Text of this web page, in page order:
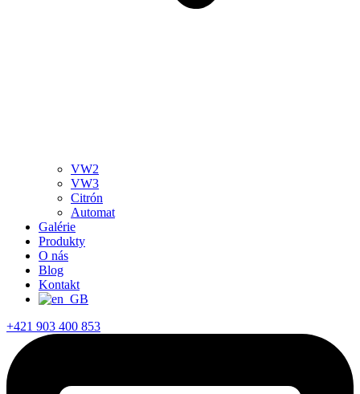
VW2
VW3
Citrón
Automat
Galérie
Produkty
O nás
Blog
Kontakt
+421 903 400 853